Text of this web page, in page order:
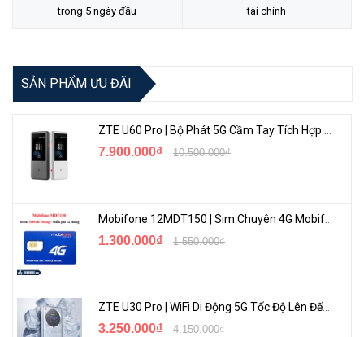
16 Cổng Cấp nguồn POE+ linh hoạt
Unifi Switch 24 POE có 24 cổng RJ45 Gigabit, trong đó 16 cổng cấp
nguồn POE+ có công suất lên đến 95W. Mỗi cổng tự động phát hiện
dữ liệu như máy in, laptop, destop,... USW-24-POE sẽ bảo vệ các
trong 5 ngày đầu
tài chính
SẢN PHẨM ƯU ĐÃI
ZTE U60 Pro | Bộ Phát 5G Cầm Tay Tích Hợp Công Nghệ WiFi 7, Pin 10000mAh
7.900.000₫ 10.500.000₫
1.300.000₫ 1.550.000₫
ZTE U30 Pro | WiFi Di Động 5G Tốc Độ Lên Đến 500Mbps, Màn Hình Cảm Ứng
3.250.000₫ 4.150.000₫